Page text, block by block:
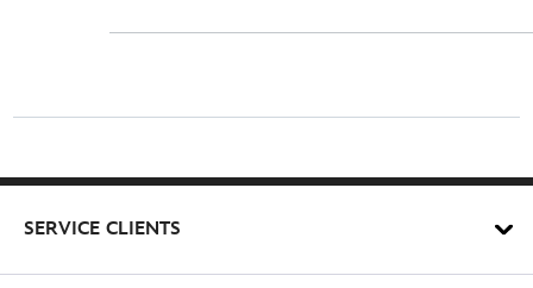
SERVICE CLIENTS